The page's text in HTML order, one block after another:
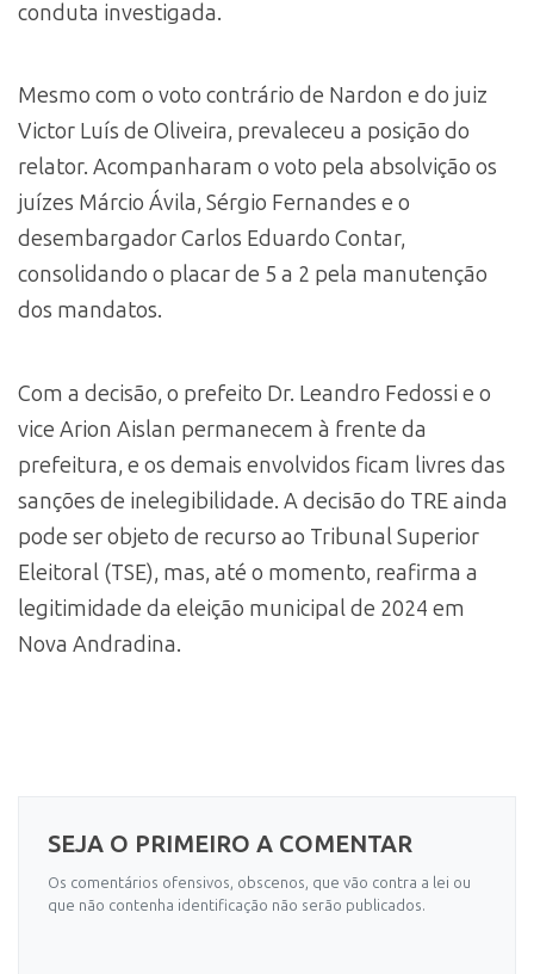
conduta investigada.
Mesmo com o voto contrário de Nardon e do juiz
Victor Luís de Oliveira, prevaleceu a posição do
relator. Acompanharam o voto pela absolvição os
juízes Márcio Ávila, Sérgio Fernandes e o
desembargador Carlos Eduardo Contar,
consolidando o placar de 5 a 2 pela manutenção
dos mandatos.
Com a decisão, o prefeito Dr. Leandro Fedossi e o
vice Arion Aislan permanecem à frente da
prefeitura, e os demais envolvidos ficam livres das
sanções de inelegibilidade. A decisão do TRE ainda
pode ser objeto de recurso ao Tribunal Superior
Eleitoral (TSE), mas, até o momento, reafirma a
legitimidade da eleição municipal de 2024 em
Nova Andradina.
SEJA O PRIMEIRO A COMENTAR
Os comentários ofensivos, obscenos, que vão contra a lei ou
que não contenha identificação não serão publicados.